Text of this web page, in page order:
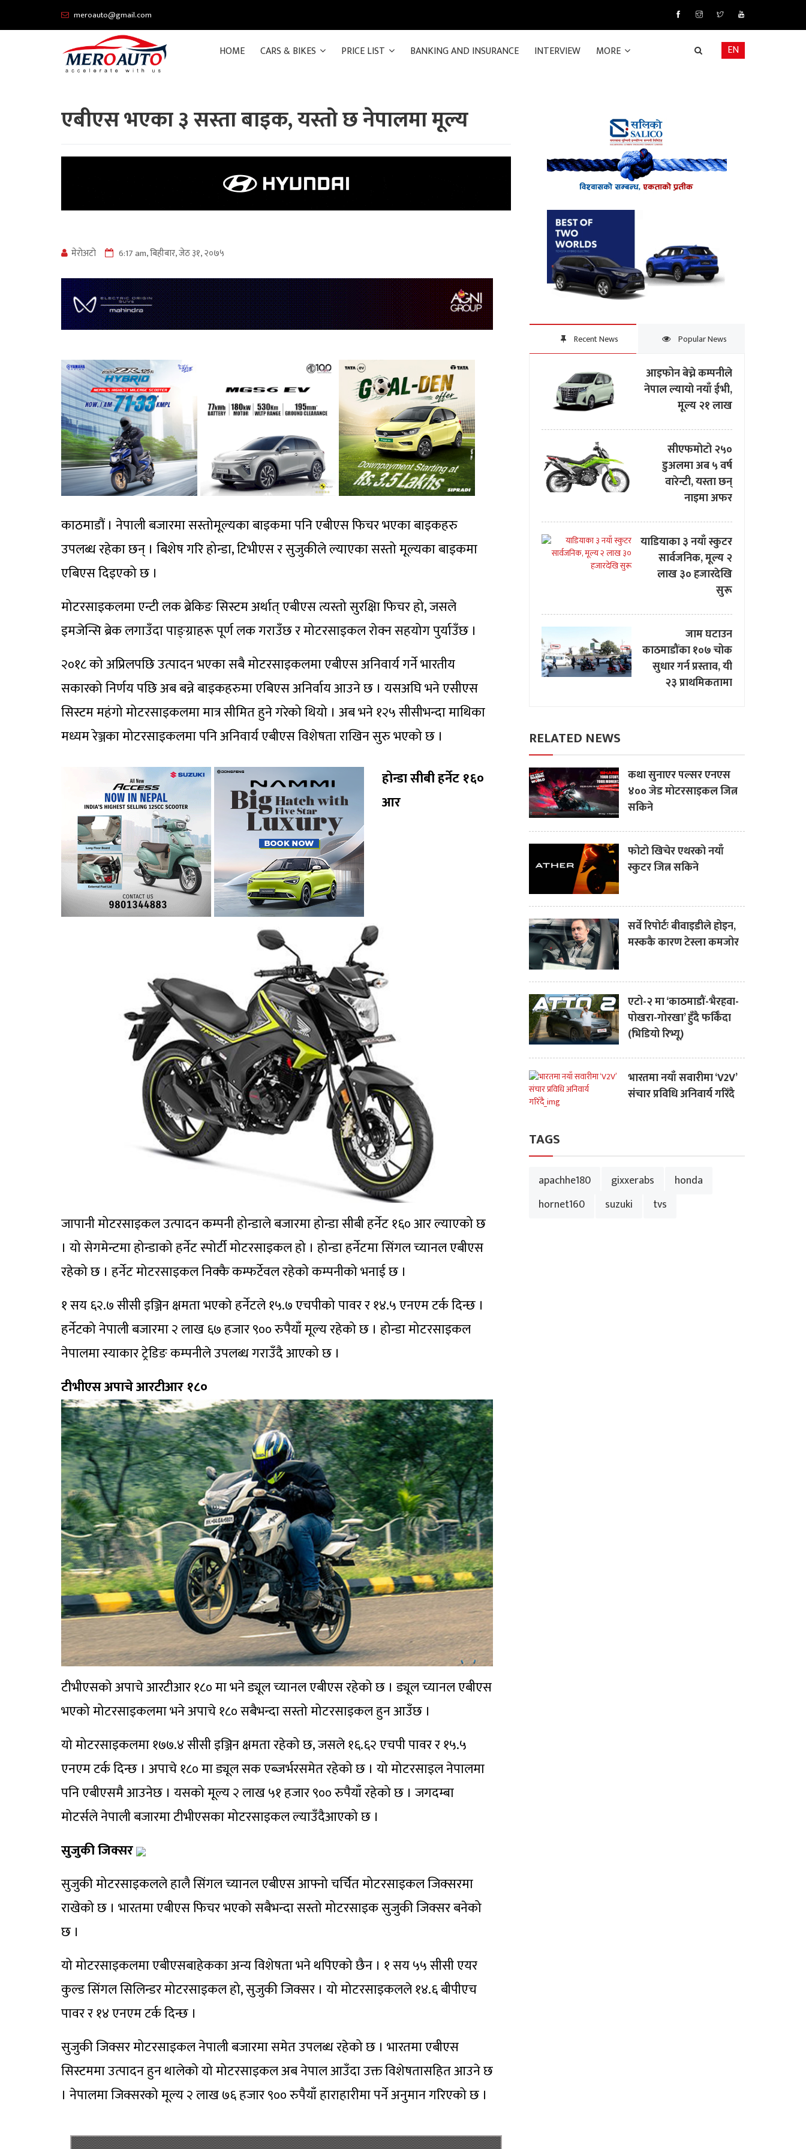
meroauto@gmail.com
HOME CARS & BIKES PRICE LIST BANKING AND INSURANCE INTERVIEW MORE EN
एबीएस भएका ३ सस्ता बाइक, यस्तो छ नेपालमा मूल्य
मेराेअटाे 6:17 am, बिहीबार, जेठ ३१, २०७५
काठमाडौं । नेपाली बजारमा सस्तोमूल्यका बाइकमा पनि एबीएस फिचर भएका बाइकहरु
उपलब्ध रहेका छन् । बिशेष गरि होन्डा, टिभीएस र सुजुकीले ल्याएका सस्तो मूल्यका बाइकमा
एबिएस दिइएको छ ।
मोटरसाइकलमा एन्टी लक ब्रेकिङ सिस्टम अर्थात् एबीएस त्यस्तो सुरक्षिा फिचर हो, जसले
इमजेन्सि ब्रेक लगाउँदा पाङ्ग्राहरू पूर्ण लक गराउँछ र मोटरसाइकल रोक्न सहयोग पुर्याउँछ ।
२०१८ को अप्रिलपछि उत्पादन भएका सबै मोटरसाइकलमा एबीएस अनिवार्य गर्ने भारतीय
सकारको निर्णय पछि अब बन्ने बाइकहरुमा एबिएस अनिर्वाय आउने छ । यसअघि भने एसीएस
सिस्टम महंगो मोटरसाइकलमा मात्र सीमित हुने गरेको थियो । अब भने १२५ सीसीभन्दा माथिका
मध्यम रेञ्जका मोटरसाइकलमा पनि अनिवार्य एबीएस विशेषता राखिन सुरु भएको छ ।
होन्डा सीबी हर्नेट १६०
आर
जापानी मोटरसाइकल उत्पादन कम्पनी होन्डाले बजारमा होन्डा सीबी हर्नेट १६० आर ल्याएको छ
। यो सेगमेन्टमा होन्डाको हर्नेट स्पोर्टी मोटरसाइकल हो । होन्डा हर्नेटमा सिंगल च्यानल एबीएस
रहेको छ । हर्नेट मोटरसाइकल निक्कै कम्फर्टेवल रहेको कम्पनीको भनाई छ ।
१ सय ६२.७ सीसी इञ्जिन क्षमता भएको हर्नेटले १५.७ एचपीको पावर र १४.५ एनएम टर्क दिन्छ ।
हर्नेटको नेपाली बजारमा २ लाख ६७ हजार ९०० रुपैयाँ मूल्य रहेको छ । होन्डा मोटरसाइकल
नेपालमा स्याकार ट्रेडिङ कम्पनीले उपलब्ध गराउँदै आएको छ ।
टीभीएस अपाचे आरटीआर १८०
टीभीएसको अपाचे आरटीआर १८० मा भने ड्यूल च्यानल एबीएस रहेको छ । ड्यूल च्यानल एबीएस
भएको मोटरसाइकलमा भने अपाचे १८० सबैभन्दा सस्तो मोटरसाइकल हुन आउँछ ।
यो मोटरसाइकलमा १७७.४ सीसी इञ्जिन क्षमता रहेको छ, जसले १६.६२ एचपी पावर र १५.५
एनएम टर्क दिन्छ । अपाचे १८० मा ड्यूल सक एब्जर्भरसमेत रहेको छ । यो मोटरसाइल नेपालमा
पनि एबीएसमै आउनेछ । यसको मूल्य २ लाख ५१ हजार ९०० रुपैयाँ रहेको छ । जगदम्बा
मोटर्सले नेपाली बजारमा टीभीएसका मोटरसाइकल ल्याउँदैआएको छ ।
सुजुकी जिक्सर
सुजुकी मोटरसाइकलले हालै सिंगल च्यानल एबीएस आफ्नो चर्चित मोटरसाइकल जिक्सरमा
राखेको छ । भारतमा एबीएस फिचर भएको सबैभन्दा सस्तो मोटरसाइक सुजुकी जिक्सर बनेको
छ ।
यो मोटरसाइकलमा एबीएसबाहेकका अन्य विशेषता भने थपिएको छैन । १ सय ५५ सीसी एयर
कुल्ड सिंगल सिलिन्डर मोटरसाइकल हो, सुजुकी जिक्सर । यो मोटरसाइकलले १४.६ बीपीएच
पावर र १४ एनएम टर्क दिन्छ ।
सुजुकी जिक्सर मोटरसाइकल नेपाली बजारमा समेत उपलब्ध रहेको छ । भारतमा एबीएस
सिस्टममा उत्पादन हुन थालेको यो मोटरसाइकल अब नेपाल आउँदा उक्त विशेषतासहित आउने छ
। नेपालमा जिक्सरको मूल्य २ लाख ७६ हजार ९०० रुपैयाँ हाराहारीमा पर्ने अनुमान गरिएको छ ।
Recent News Popular News
आइफोन बेच्ने कम्पनीले
नेपाल ल्यायो नयाँ ईभी,
मूल्य २१ लाख
सीएफमोटो २५०
डुअलमा अब ५ वर्ष
वारेन्टी, यस्ता छन्
नाइमा अफर
याडियाका ३ नयाँ स्कुटर
सार्वजनिक, मूल्य २
लाख ३० हजारदेखि
सुरू
जाम घटाउन
काठमाडौंका १०७ चोक
सुधार गर्न प्रस्ताव, यी
२३ प्राथमिकतामा
RELATED NEWS
कथा सुनाएर पल्सर एनएस
४०० जेड मोटरसाइकल जित्न
सकिने
फोटो खिचेर एथरको नयाँ
स्कुटर जित्न सकिने
सर्वे रिपोर्टः बीवाइडीले होइन,
मस्ककै कारण टेस्ला कमजोर
एटो-२ मा ‘काठमाडौं-भैरहवा-
पोखरा-गोरखा’ हुँदै फर्किँदा
(भिडियो रिभ्यू)
भारतमा नयाँ सवारीमा ‘V2V’
संचार प्रविधि अनिवार्य गरिँदै
TAGS
apachhe180 gixxerabs
honda
hornet160
suzuki tvs